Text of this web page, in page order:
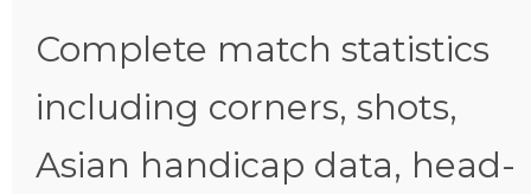
Complete match statistics
including corners, shots,
Asian handicap data, head-